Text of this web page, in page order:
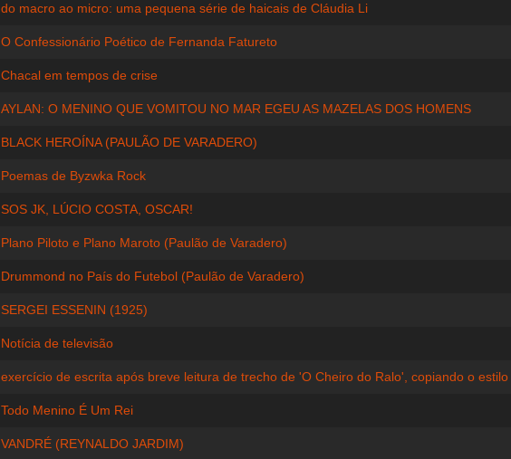
do macro ao micro: uma pequena série de haicais de Cláudia Li
O Confessionário Poético de Fernanda Fatureto
Chacal em tempos de crise
AYLAN: O MENINO QUE VOMITOU NO MAR EGEU AS MAZELAS DOS HOMENS
BLACK HEROÍNA (PAULÃO DE VARADERO)
Poemas de Byzwka Rock
SOS JK, LÚCIO COSTA, OSCAR!
Plano Piloto e Plano Maroto (Paulão de Varadero)
Drummond no País do Futebol (Paulão de Varadero)
SERGEI ESSENIN (1925)
Notícia de televisão
exercício de escrita após breve leitura de trecho de 'O Cheiro do Ralo', copiando o estilo
Todo Menino É Um Rei
VANDRÉ (REYNALDO JARDIM)